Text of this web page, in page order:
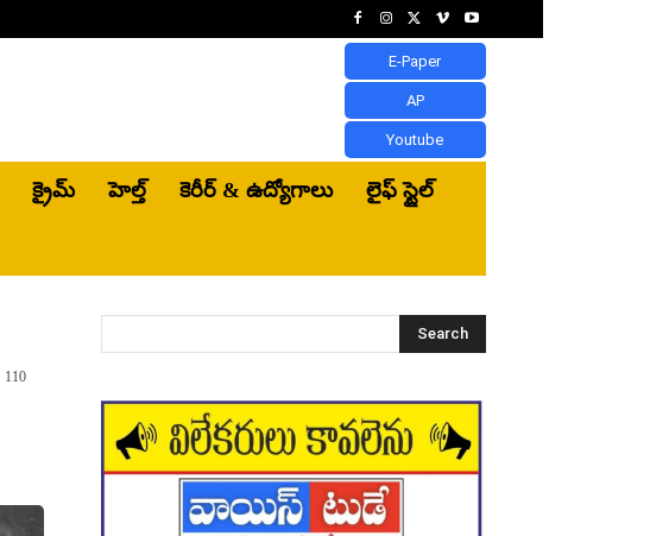
E-Paper
AP
Youtube
క్రైమ్ హెల్త్‌ కెరీర్ & ఉద్యోగాలు లైఫ్ స్టైల్
110
Search